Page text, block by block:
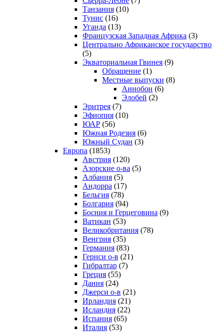
Танзания (10)
Тунис (16)
Уганда (13)
Французская Западная Африка (3)
Центрально Африканское государство
(5)
Экваториальная Гвинея (9)
Обращение (1)
Местные выпуски (8)
Аннобон (6)
Элобей (2)
Эритрея (7)
Эфиопия (10)
ЮАР (56)
Южная Родезия (6)
Южный Судан (3)
Европа (1853)
Австрия (120)
Азорские о-ва (5)
Албания (5)
Андорра (17)
Бельгия (78)
Болгария (94)
Босния и Герцеговина (9)
Ватикан (53)
Великобритания (78)
Венгрия (35)
Германия (83)
Гернси о-в (21)
Гибралтар (7)
Греция (55)
Дания (24)
Джерси о-в (21)
Ирландия (21)
Исландия (22)
Испания (65)
Италия (53)